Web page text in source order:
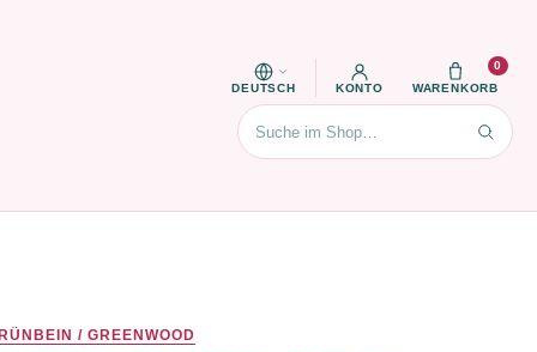
DEUTSCH KONTO WARENKORB
0
Suchen
/ GREENWOOD